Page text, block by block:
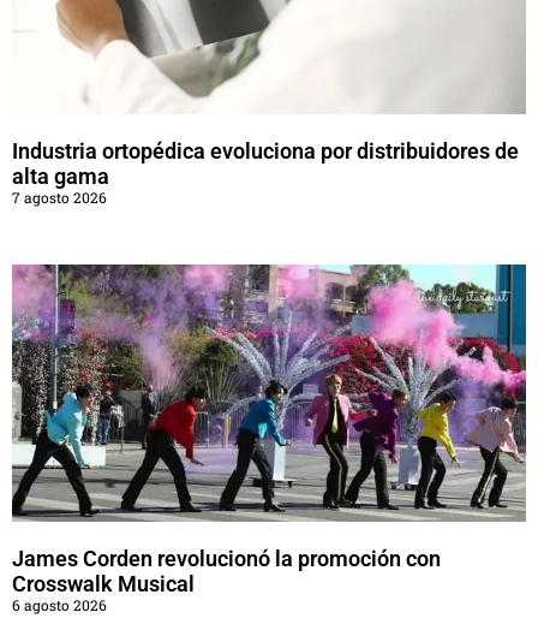
Industria ortopédica evoluciona por distribuidores de
alta gama
7 agosto 2026
James Corden revolucionó la promoción con
Crosswalk Musical
6 agosto 2026